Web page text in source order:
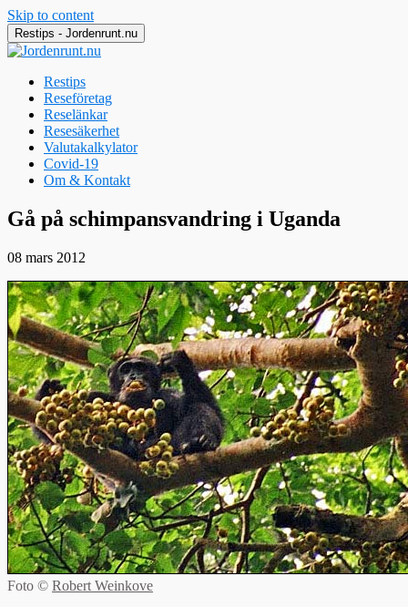
Skip to content
Restips - Jordenrunt.nu
Restips
Reseföretag
Reselänkar
Resesäkerhet
Valutakalkylator
Covid-19
Om & Kontakt
Jordenrunt.nu
Tusen Restips från hela världen
Gå på schimpansvandring i Uganda
08 mars 2012
Foto © Robert Weinkove